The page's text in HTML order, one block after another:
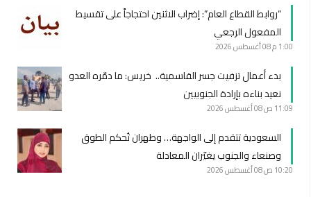
“روابط القطاع العام”: إضراب الاثنين احتجاجاً على تقسيط
المفعول الرجعي
1:00 م 08 أغسطس 2026
بدء أعمال تزفيت جسر القاسمية.. خريس: ما دمّره العدو
نعيد بناءه بإرادة الجنوبيين
11:09 ص 08 أغسطس 2026
السعودية تتقدم إلى الواجهة… وطهران تُحكم الطوق
وصنعاء والجنوب يغيّران المعادلة
10:20 ص 08 أغسطس 2026